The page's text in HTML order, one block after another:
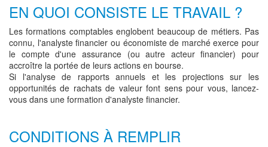
EN QUOI CONSISTE LE TRAVAIL ?
Les formations comptables englobent beaucoup de métiers. Pas
connu, l'analyste financier ou économiste de marché exerce pour
le compte d'une assurance (ou autre acteur financier) pour
accroître la portée de leurs actions en bourse.
Si l'analyse de rapports annuels et les projections sur les
opportunités de rachats de valeur font sens pour vous, lancez-
vous dans une formation d'analyste financier.
CONDITIONS À REMPLIR